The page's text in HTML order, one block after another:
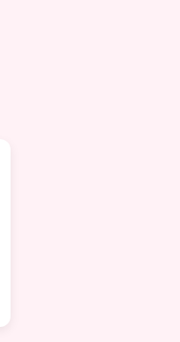
подписчиков тик